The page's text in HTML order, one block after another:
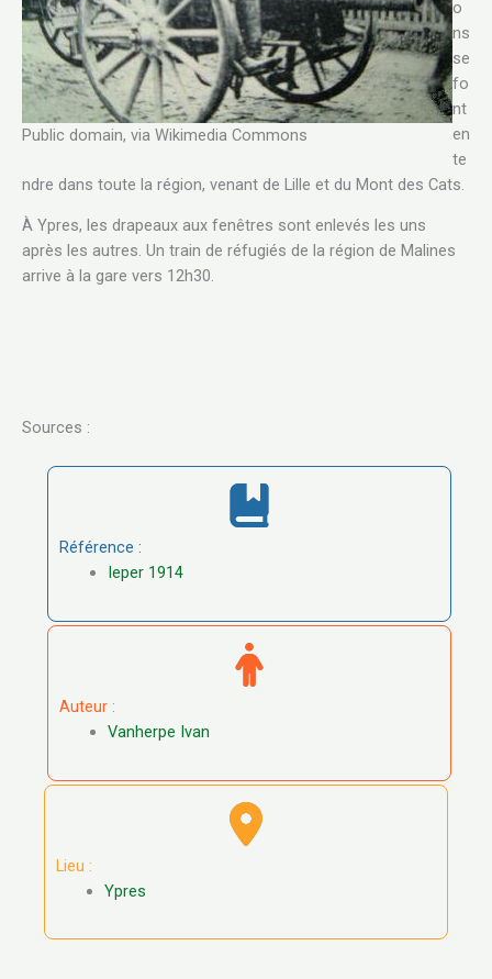
Public domain, via Wikimedia Commons
o
ns
se
fo
nt
en
te
ndre dans toute la région, venant de Lille et du Mont des Cats.
À Ypres, les drapeaux aux fenêtres sont enlevés les uns
après les autres. Un train de réfugiés de la région de Malines
arrive à la gare vers 12h30.
Sources :
Référence :
Ieper 1914
Auteur :
Vanherpe Ivan
Lieu :
Ypres